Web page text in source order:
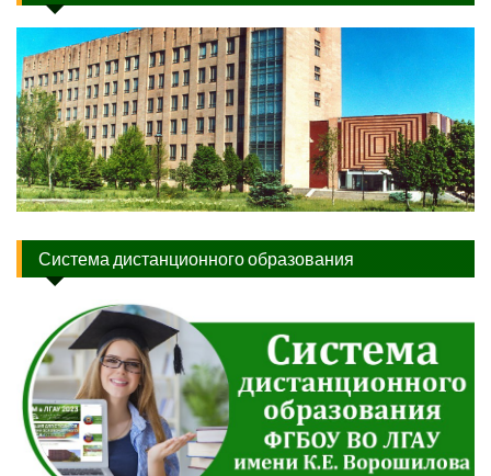
Система дистанционного образования